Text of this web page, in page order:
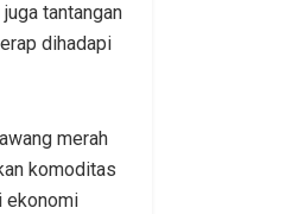
tantangan
dihadapi
merah
komoditas
ekonomi